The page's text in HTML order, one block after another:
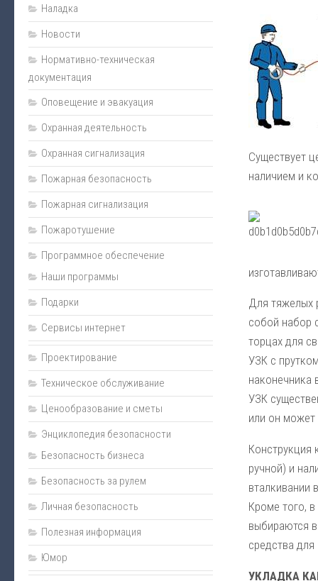
Охранная деятельность
Монтаж
Пожарная сигнализация
Энциклопедия безопасности
Юмор
Безопасность за рулем
Полезная информация
Личная безопасность
Наладка
Видеонаблюдение
Техническое обслуживание
Пожаротушение
Нормативно-техническая документация
Прайс
Карта сайта
Подарки
Интернет-магазин
Существует
наличием и
Для тяжелых
собой набор
торцах для
УЗК с
наконечника
УЗК
или он может
Конструкция
ручной) и
вталкивании
Кроме того,
выбираются
средства для
УКЛАДКА
Наладка
Новости
Нормативно-техническая
документация
Оповещение и эвакуация
Охранная деятельность
Охранная сигнализация
Пожарная безопасность
Пожарная сигнализация
Пожаротушение
Программное обеспечение
Наши программы
Подарки
Сервисы интернет
Проектирование
Техническое обслуживание
Ценообразование и сметы
Энциклопедия безопасности
Безопасность бизнеса
Безопасность за рулем
Личная безопасность
Полезная информация
Юмор